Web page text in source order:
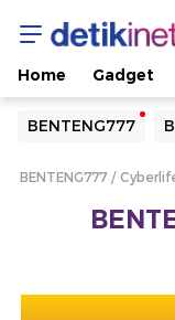
Home Gadget
BENTENG777
Yang sedang
Loading...
BENTENG777